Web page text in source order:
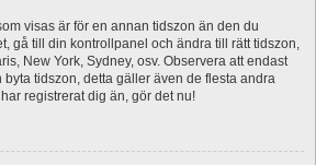
visas är för en annan tidszon än den du
gå till din kontrollpanel och ändra till rätt tidszon,
New York, Sydney, osv. Observera att endast
tidszon, detta gäller även de flesta andra
registrerat dig än, gör det nu!